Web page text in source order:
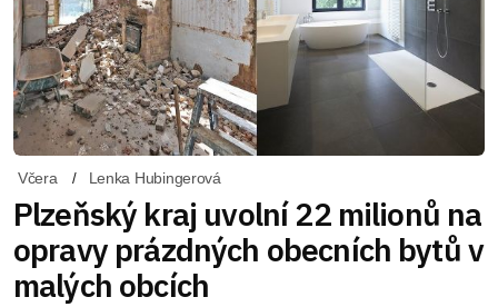
Včera Lenka Hubingerová
Plzeňský kraj uvolní 22 milionů na
opravy prázdných obecních bytů v
malých obcích